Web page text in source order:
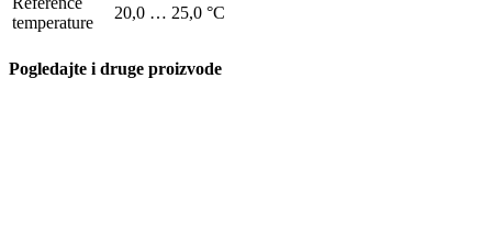
temperature
20,0 … 25,0 °C
Pogledajte i druge proizvode